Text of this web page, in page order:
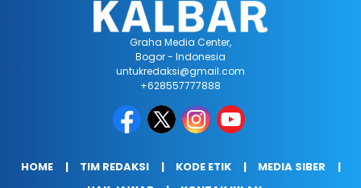
Graha Media Center,
Bogor - Indonesia
untukredaksi@gmail.com
+628557777888
HOME TIM REDAKSI KODE ETIK
MEDIA SIBER